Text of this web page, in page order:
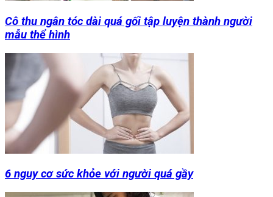
Cô thu ngân tóc dài quá gối tập luyện thành người
mẫu thể hình
6 nguy cơ sức khỏe với người quá gầy